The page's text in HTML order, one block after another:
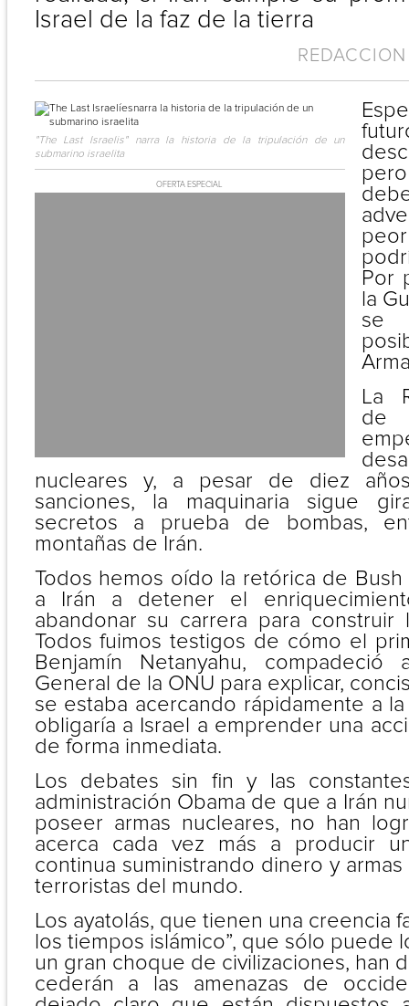
Israel de la faz de la tierra
"The Last Israelis" narra la historia de la tripulación de un
submarino israelita
OFERTA ESPECIAL
Por
la
se
La
de
nucleares y, a pesar de diez
sanciones, la maquinaria sigue
secretos a prueba de bombas,
montañas de Irán.
Todos hemos oído la retórica de Bush
a Irán a detener el
abandonar su carrera para construir
Todos fuimos testigos de cómo el
Benjamín Netanyahu, compadeció
General de la ONU para explicar,
se estaba acercando rápidamente a
obligaría a Israel a emprender una
de forma inmediata.
Los debates sin fin y las
administración Obama de que a Irán
poseer armas nucleares, no han
acerca cada vez más a producir
continua suministrando dinero y
terroristas del mundo.
Los ayatolás, que tienen una creencia
los tiempos islámico”, que sólo puede
un gran choque de civilizaciones, han
cederán a las amenazas de